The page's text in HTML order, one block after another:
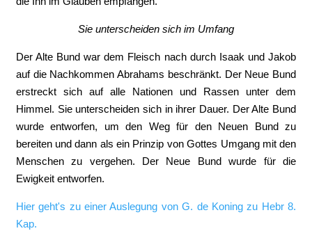
Sie unterscheiden sich im Umfang
Der Alte Bund war dem Fleisch nach durch Isaak und Jakob
auf die Nachkommen Abrahams beschränkt. Der Neue Bund
erstreckt sich auf alle Nationen und Rassen unter dem
Himmel. Sie unterscheiden sich in ihrer Dauer. Der Alte Bund
wurde entworfen, um den Weg für den Neuen Bund zu
bereiten und dann als ein Prinzip von Gottes Umgang mit den
Menschen zu vergehen. Der Neue Bund wurde für die
Ewigkeit entworfen.
Hier geht's zu einer Auslegung von G. de Koning zu Hebr 8.
Kap.